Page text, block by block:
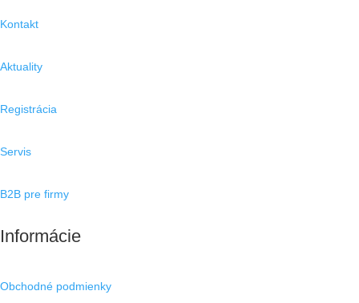
Kontakt
Aktuality
Registrácia
Servis
B2B pre firmy
Informácie
Obchodné podmienky